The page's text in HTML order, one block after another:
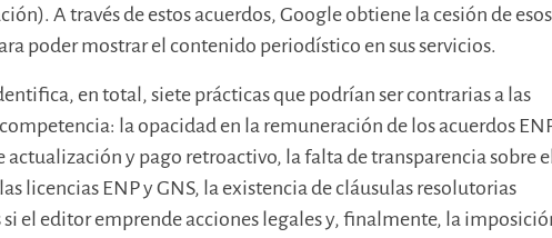
A través de estos acuerdos, Google obtiene la cesión de esos
poder mostrar el contenido periodístico en sus servicios.
en total, siete prácticas que podrían ser contrarias a las
la opacidad en la remuneración de los acuerdos
actualización y pago retroactivo, la falta de transparencia sobre el
licencias ENP y GNS, la existencia de cláusulas resolutorias
si el editor emprende acciones legales y, finalmente, la